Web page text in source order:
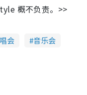
概不负责。>>
会
音乐会